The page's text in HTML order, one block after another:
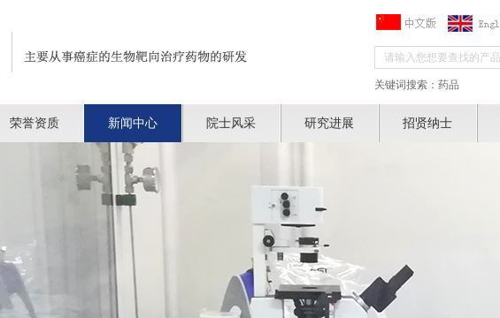
关键词搜索：药品
荣誉资质 新闻中心 院士风采 研究进展 招贤纳士